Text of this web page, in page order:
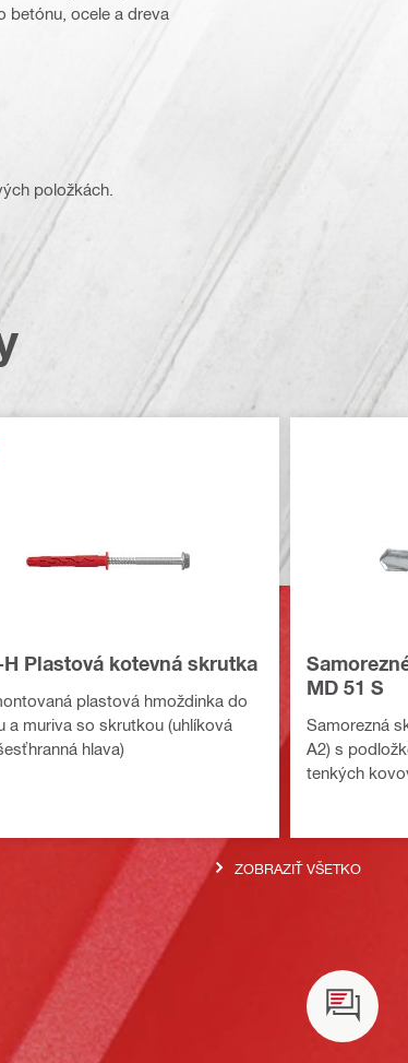
betónu, ocele a dreva
položkách.
H Plastová kotevná skrutka
plastová hmoždinka do
a muriva so skrutkou (uhlíková
hlava)
MD 51 S
Samorezná
A2) s
tenkých
ZOBRAZIŤ VŠETKO